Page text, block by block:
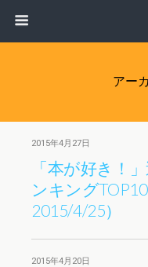
アー
2015年4月27日
「本が好き！
ンキング
2015/4/25）
2015年4月20日